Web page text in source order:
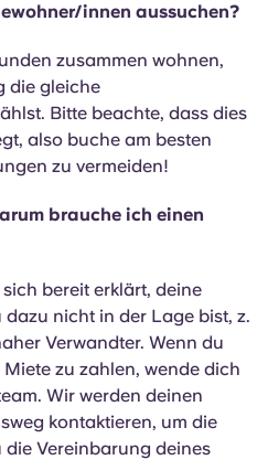
innen aussuchen?
zusammen wohnen,
die gleiche
Bitte beachte, dass dies
also buche am besten
zu vermeiden!
brauche ich einen
bereit erklärt, deine
nicht in der Lage bist, z.
Verwandter. Wenn du
zu zahlen, wende dich
Wir werden deinen
kontaktieren, um die
die Vereinbarung deines